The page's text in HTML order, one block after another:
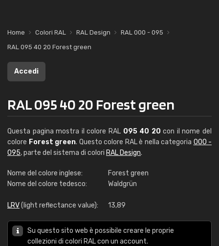
Home Colori RAL RAL Design
RAL 000 - 095
RAL 095 40 20 Forest green
Accedi
RAL 095 40 20 Forest green
Questa pagina mostra il colore RAL 095 40 20 con il nome del
colore Forest green. Questo colore RAL è nella categoria 000 -
095, parte del sistema di colori RAL Design.
Nome del colore inglese:
Forest green
Nome del colore tedesco:
Waldgrün
LRV(light reflectance value): 13,89
Su questo sito web è possibile creare le proprie
collezioni di colori RAL con un account.